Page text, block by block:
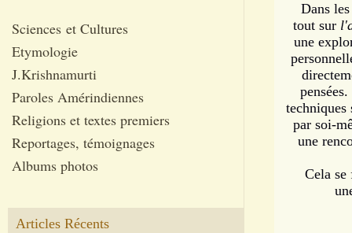
Sciences et Cultures
Etymologie
J.Krishnamurti
Paroles Amérindiennes
Religions et textes premiers
Reportages, témoignages
Albums photos
Articles Récents
Dans
tout sur
une
par soi-
une
Cela se